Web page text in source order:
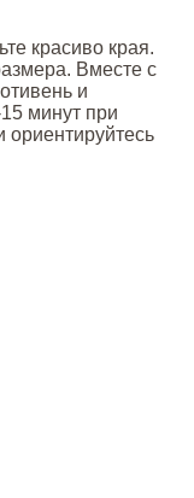
красиво края.
Вместе с
и
минут при
ориентируйтесь